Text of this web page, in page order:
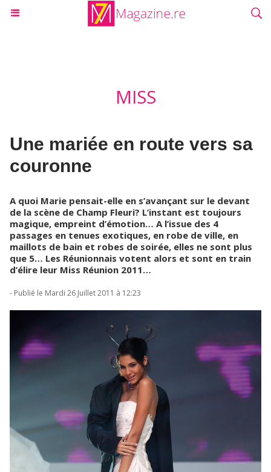
MISS
Une mariée en route vers sa
couronne
A quoi Marie pensait-elle en s’avançant sur le devant
de la scène de Champ Fleuri? L’instant est toujours
magique, empreint d’émotion… A l’issue des 4
passages en tenues exotiques, en robe de ville, en
maillots de bain et robes de soirée, elles ne sont plus
que 5… Les Réunionnais votent alors et sont en train
d’élire leur Miss Réunion 2011…
- Publié le Mardi 26 Juillet 2011 à 12:23